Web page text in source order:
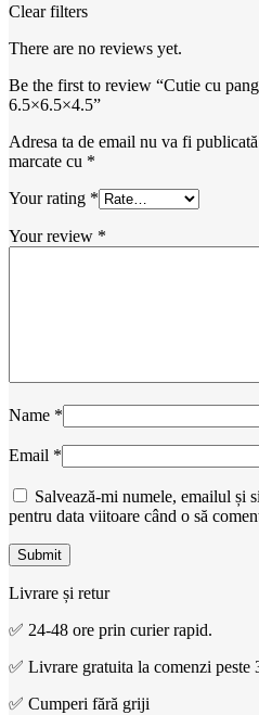
Clear filters
There are no reviews yet.
Be the first to review “Cutie cu
6.5×6.5×4.5”
Adresa ta de email nu va fi
marcate cu *
Your rating *
Your review *
Name *
Email *
Salvează-mi numele, emailul și
pentru data viitoare când o să
Livrare și retur
✅ 24-48 ore prin curier rapid.
✅ Livrare gratuita la comenzi peste
✅ Cumperi fără griji